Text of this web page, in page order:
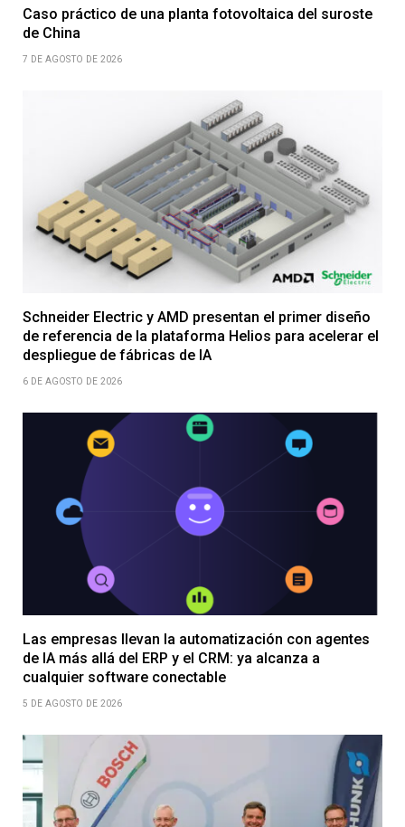
Caso práctico de una planta fotovoltaica del suroste
de China
7 DE AGOSTO DE 2026
Schneider Electric y AMD presentan el primer diseño
de referencia de la plataforma Helios para acelerar el
despliegue de fábricas de IA
6 DE AGOSTO DE 2026
Las empresas llevan la automatización con agentes
de IA más allá del ERP y el CRM: ya alcanza a
cualquier software conectable
5 DE AGOSTO DE 2026